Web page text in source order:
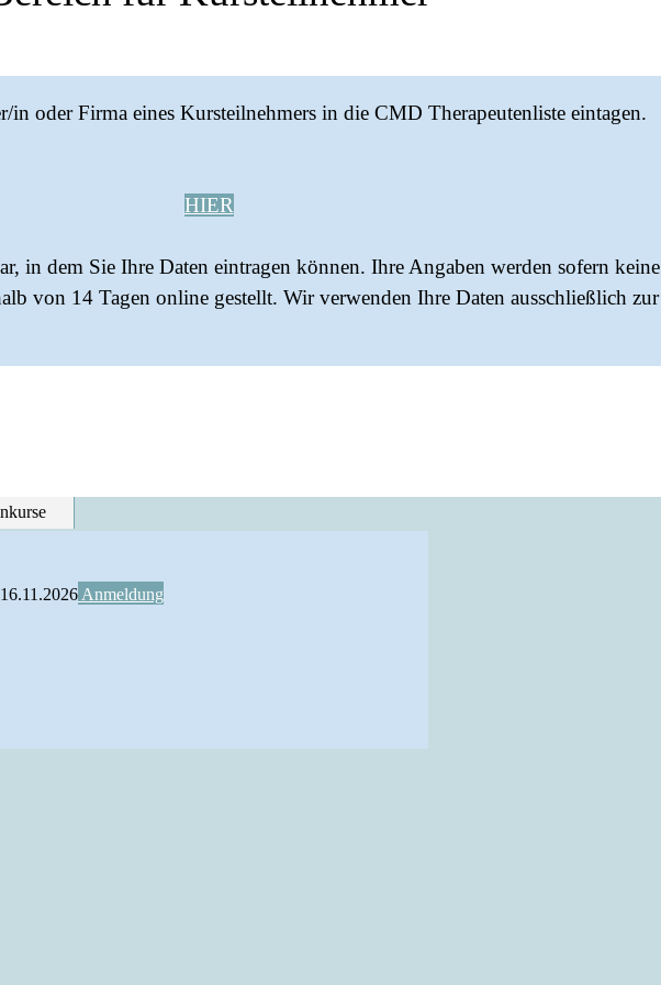
in oder Firma eines Kursteilnehmers in die CMD Therapeutenliste eintagen.
HIER
in dem Sie Ihre Daten eintragen können. Ihre Angaben werden sofern keine
von 14 Tagen online gestellt. Wir verwenden Ihre Daten ausschließlich zur
Anmeldung